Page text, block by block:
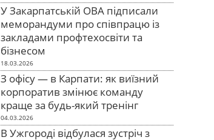
У Закарпатській ОВА підписали
меморандуми про співпрацю із
закладами профтехосвіти та
бізнесом
18.03.2026
З офісу — в Карпати: як виїзний
корпоратив змінює команду
краще за будь-який тренінг
04.03.2026
В Ужгороді відбулася зустріч з